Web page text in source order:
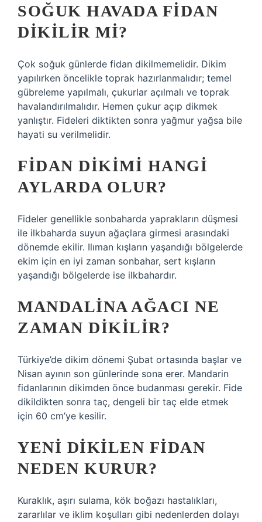
SOĞUK HAVADA FIDAN
DIKILIR MI?
Çok soğuk günlerde fidan dikilmemelidir. Dikim
yapılırken öncelikle toprak hazırlanmalıdır; temel
gübreleme yapılmalı, çukurlar açılmalı ve toprak
havalandırılmalıdır. Hemen çukur açıp dikmek
yanlıştır. Fideleri diktikten sonra yağmur yağsa bile
hayati su verilmelidir.
FIDAN DIKIMI HANGI
AYLARDA OLUR?
Fideler genellikle sonbaharda yaprakların düşmesi
ile ilkbaharda suyun ağaçlara girmesi arasındaki
dönemde ekilir. Ilıman kışların yaşandığı bölgelerde
ekim için en iyi zaman sonbahar, sert kışların
yaşandığı bölgelerde ise ilkbahardır.
MANDALINA AĞACI NE
ZAMAN DIKILIR?
Türkiye’de dikim dönemi Şubat ortasında başlar ve
Nisan ayının son günlerinde sona erer. Mandarin
fidanlarının dikimden önce budanması gerekir. Fide
dikildikten sonra taç, dengeli bir taç elde etmek
için 60 cm’ye kesilir.
YENI DIKILEN FIDAN
NEDEN KURUR?
Kuraklık, aşırı sulama, kök boğazı hastalıkları,
zararlılar ve iklim koşulları gibi nedenlerden dolayı